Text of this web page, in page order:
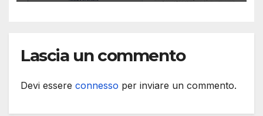
Lascia un commento
Devi essere connesso per inviare un commento.